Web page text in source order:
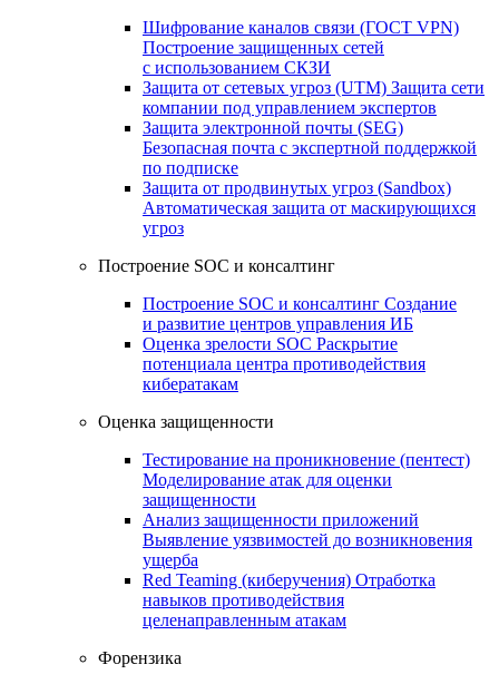
Шифрование каналов связи (ГОСТ VPN)
Построение защищенных сетей
с использованием СКЗИ
Защита от сетевых угроз (UTM) Защита сети
компании под управлением экспертов
Защита электронной почты (SEG)
Безопасная почта с экспертной поддержкой
по подписке
Защита от продвинутых угроз (Sandbox)
Автоматическая защита от маскирующихся
угроз
Построение SOC и консалтинг
Построение SOC и консалтинг Создание
и развитие центров управления ИБ
Оценка зрелости SOC Раскрытие
потенциала центра противодействия
кибератакам
Оценка защищенности
Тестирование на проникновение (пентест)
Моделирование атак для оценки
защищенности
Анализ защищенности приложений
Выявление уязвимостей до возникновения
ущерба
Red Teaming (киберучения) Отработка
навыков противодействия
целенаправленным атакам
Форензика